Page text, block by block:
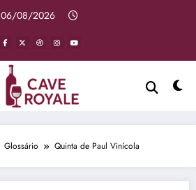
06/08/2026
Glossário Quinta de Paul Vinícola